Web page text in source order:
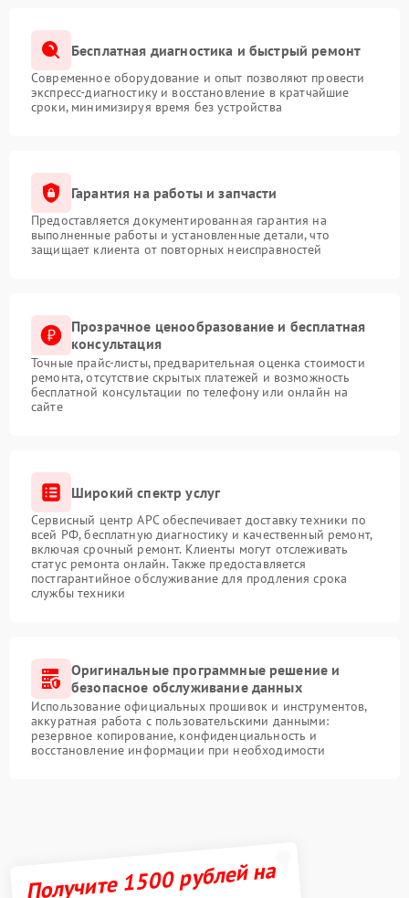
Бесплатная диагностика и быстрый ремонт
Современное оборудование и опыт позволяют провести
экспресс-диагностику и восстановление в кратчайшие
сроки, минимизируя время без устройства
Гарантия на работы и запчасти
Предоставляется документированная гарантия на
выполненные работы и установленные детали, что
защищает клиента от повторных неисправностей
Прозрачное ценообразование и бесплатная
консультация
Точные прайс-листы, предварительная оценка стоимости
ремонта, отсутствие скрытых платежей и возможность
бесплатной консультации по телефону или онлайн на
сайте
Широкий спектр услуг
Сервисный центр APC обеспечивает доставку техники по
всей РФ, бесплатную диагностику и качественный ремонт,
включая срочный ремонт. Клиенты могут отслеживать
статус ремонта онлайн. Также предоставляется
постгарантийное обслуживание для продления срока
службы техники
Оригинальные программные решение и
безопасное обслуживание данных
Использование официальных прошивок и инструментов,
аккуратная работа с пользовательскими данными:
резервное копирование, конфиденциальность и
восстановление информации при необходимости
Получите 1500 рублей на